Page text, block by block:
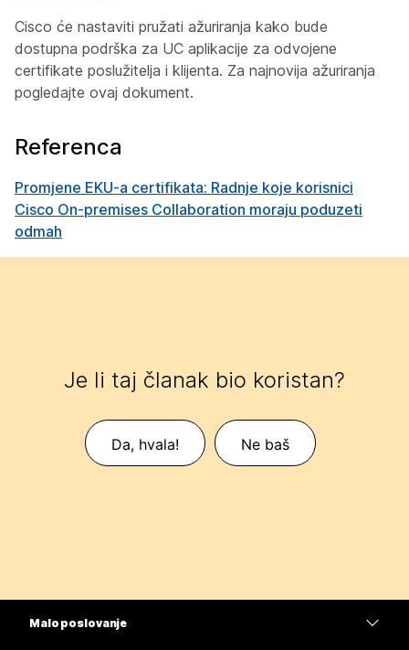
Cisco će nastaviti pružati ažuriranja kako bude
dostupna podrška za UC aplikacije za odvojene
certifikate poslužitelja i klijenta. Za najnovija ažuriranja
pogledajte ovaj dokument.
Referenca
Promjene EKU-a certifikata: Radnje koje korisnici
Cisco On-premises Collaboration moraju poduzeti
odmah
Je li taj članak bio koristan?
Da, hvala! Ne baš
Malo poslovanje